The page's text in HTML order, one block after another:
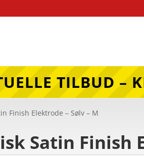
TILBUD –
Finish Elektrode – Sølv – M
Satin Finish